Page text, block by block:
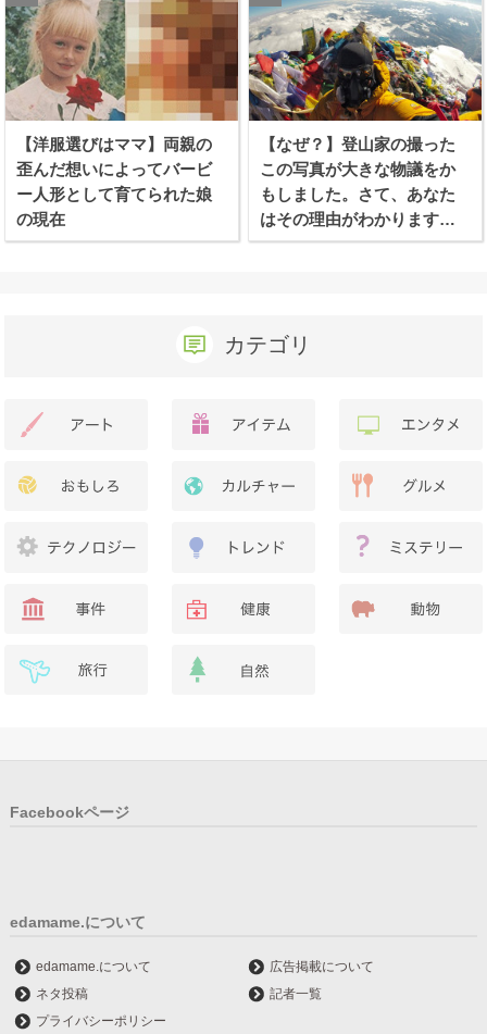
【洋服選びはママ】両親の
歪んだ想いによってバービ
ー人形として育てられた娘
の現在
【なぜ？】登山家の撮った
この写真が大きな物議をか
もしました。さて、あなた
はその理由がわかります
か？
カテゴリ
Facebookページ
edamame.について
edamame.について
広告掲載について
ネタ投稿
記者一覧
プライバシーポリシー